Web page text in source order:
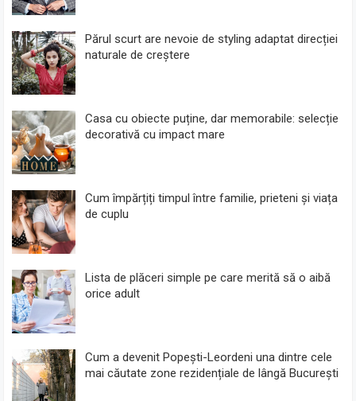
Părul scurt are nevoie de styling adaptat direcției
naturale de creștere
Casa cu obiecte puține, dar memorabile: selecție
decorativă cu impact mare
Cum împărțiți timpul între familie, prieteni și viața
de cuplu
Lista de plăceri simple pe care merită să o aibă
orice adult
Cum a devenit Popești-Leordeni una dintre cele
mai căutate zone rezidențiale de lângă București